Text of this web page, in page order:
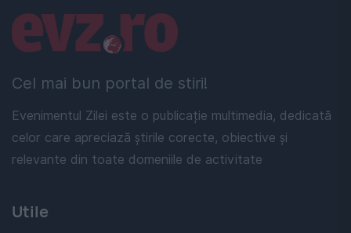
Cel mai bun portal de stiri!
Evenimentul Zilei este o publicație multimedia, dedicată
celor care apreciază știrile corecte, obiective și
relevante din toate domeniile de activitate
Linkuri utile
Utile